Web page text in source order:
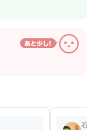
石狩